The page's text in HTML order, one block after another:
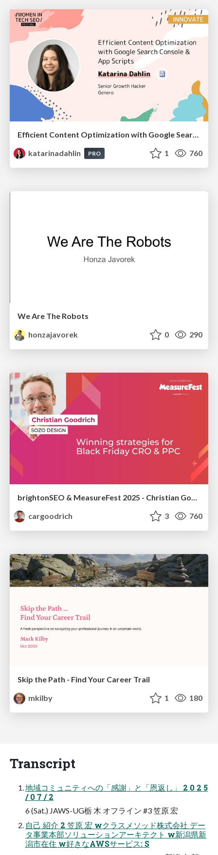
katarinadahlin
PRO 1 760
We Are The Robots
honzajavorek
0 290
brightonSEO & MeasureFest 2025 - Christian Goodrich - Winning strategies for Black Friday CRO & PPC
cargoodrich
3 760
Skip the Path - Find Your Career Trail
mkilby
1 180
Transcript
地域コミュニティへの「感謝」と「恩返し」 2 0 2 5
/ 0 7 / 2
6 (Sat.) JAWS-UG栃 木 オフライン #3 笠原 宏
自己 紹介 2 笠原 宏 wクラスメソッド株式会社 デー
タ事業本部ソリューションアーキテクト w新潟県新
潟市在住 w好きなAWSサービス: S